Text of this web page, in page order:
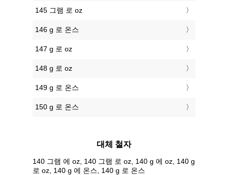
145 그램 로 oz
146 g 로 온스
147 g 로 oz
148 g 로 oz
149 g 로 온스
150 g 로 온스
대체 철자
140 그램 에 oz, 140 그램 로 oz, 140 g 에 oz, 140 g
로 oz, 140 g 에 온스, 140 g 로 온스